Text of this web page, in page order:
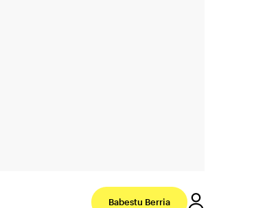
Babestu Berria